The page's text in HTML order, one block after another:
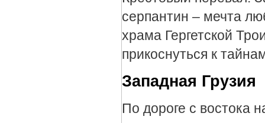
серпантин – мечта
храма Гергетской
прикоснуться к
Западная Грузия
По дороге с востока